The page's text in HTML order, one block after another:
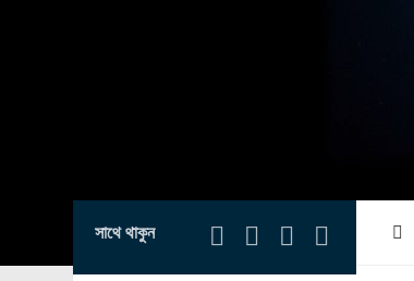
সাথে থাকুন